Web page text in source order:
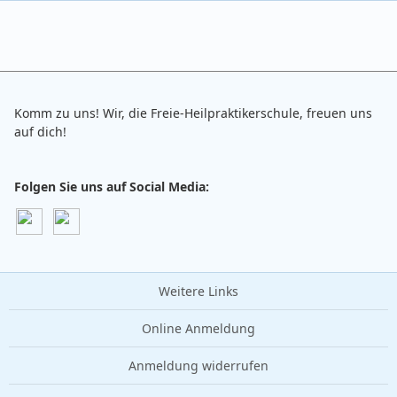
Komm zu uns! Wir, die Freie-Heilpraktikerschule, freuen uns
auf dich!
Folgen Sie uns auf Social Media:
Weitere Links
Online Anmeldung
Anmeldung widerrufen